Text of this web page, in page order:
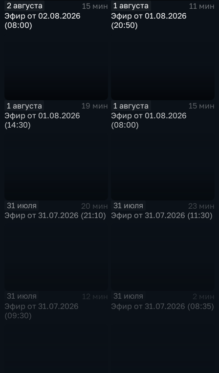
2 августа
15 мин
Эфир от 02.08.2026
(08:00)
1 августа
11 мин
Эфир от 01.08.2026
(20:50)
1 августа
19 мин
Эфир от 01.08.2026
(14:30)
1 августа
15 мин
Эфир от 01.08.2026
(08:00)
31 июля
20 мин
Эфир от 31.07.2026 (21:10)
31 июля
23 мин
Эфир от 31.07.2026 (11:30)
31 июля
12 мин
Эфир от 31.07.2026
(09:30)
31 июля
2 мин
Эфир от 31.07.2026 (08:35)